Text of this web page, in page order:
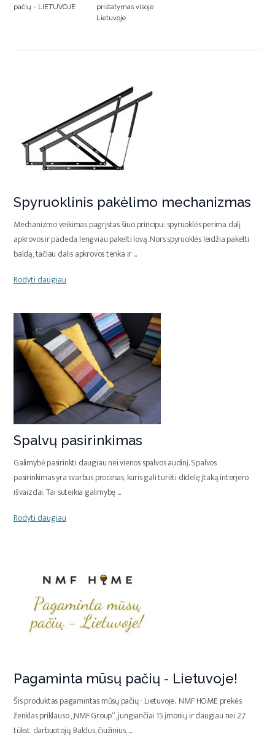
pačių - LIETUVOJE
pristatymas visoje
Lietuvoje
Spyruoklinis pakėlimo mechanizmas
Mechanizmo veikimas pagrįstas šiuo principu: spyruoklės perima dalį
apkrovos ir padeda lengviau pakelti lovą. Nors spyruoklės leidžia pakelti
baldą, tačiau dalis apkrovos tenka ir...
Rodyti daugiau
Spalvų pasirinkimas
Galimybė pasirinkti daugiau nei vienos spalvos audinį. Spalvos
pasirinkimas yra svarbus procesas, kuris gali turėti didelę įtaką interjero
išvaizdai. Tai suteikia galimybę...
Rodyti daugiau
Pagaminta mūsų pačių - Lietuvoje!
Šis produktas pagamintas mūsų pačių - Lietuvoje. NMF HOME prekės
ženklas priklauso „NMF Group“, jungiančiai 15 įmonių ir daugiau nei 2,7
tūkst. darbuotojų. Baldus, čiužinius,...